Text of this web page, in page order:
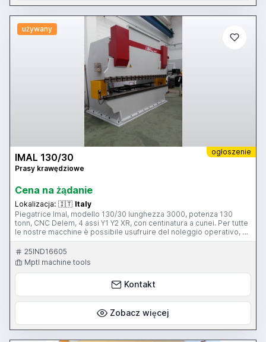
używany
ogłoszenie
IMAL 130/30
Prasy krawędziowe
Cena na żądanie
Lokalizacja: 🇮🇹 Italy
Piegatrice Imal, modello 130/30 lunghezza 3000, potenza 130
tonn, CNC Delem, 4 assi Y1 Y2 XR, con centinatura a cunei. Per tutte
le nostre macchine è possibile usufruire del noleggio operativo, ad
anticipo 0.
25IND16605
Mptl machine tools
Kontakt
Zobacz więcej